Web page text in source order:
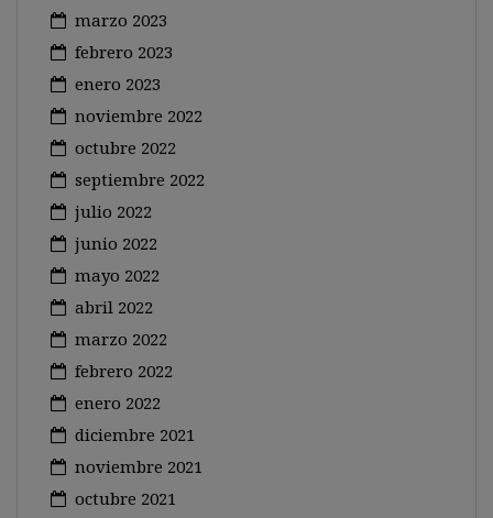
marzo 2023
febrero 2023
enero 2023
noviembre 2022
octubre 2022
septiembre 2022
julio 2022
junio 2022
mayo 2022
abril 2022
marzo 2022
febrero 2022
enero 2022
diciembre 2021
noviembre 2021
octubre 2021